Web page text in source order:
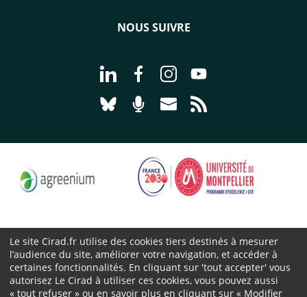
NOUS SUIVRE
Aller à la page Nous suivre sur
Aller à la page Nous suivre sur
Aller à la page Nous
Aller à la page
Aller à la page Nous suivre sur
Aller à la page Nourrir le
Aller à la page Nous
Cirad 2026 ©
Mentions légales
Le site Cirad.fr utilise des cookies tiers destinés à mesurer
l’audience du site, améliorer votre navigation, et accéder à
certaines fonctionnalités. En cliquant sur 'tout accepter' vous
autorisez Le Cirad à utiliser ces cookies, vous pouvez aussi
« tout refuser » ou en savoir plus en cliquant sur « Modifier